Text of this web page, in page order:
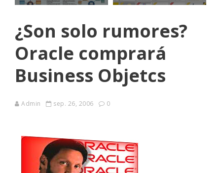
¿Son solo rumores?
Oracle comprará
Business Objetcs
Admin sep. 26, 2006 0